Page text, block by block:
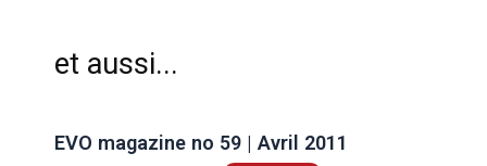
et aussi...
EVO magazine no 59 | Avril 2011